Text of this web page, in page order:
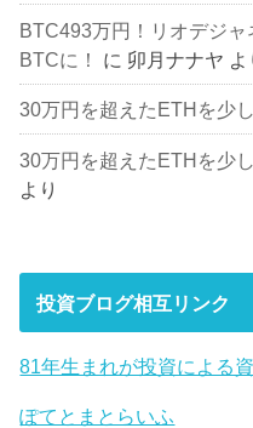
BTC493万円！リオデジ
BTCに！
に 卯月ナナヤ よ
30万円を超えたETHを少
30万円を超えたETHを少
より
投資ブログ相互リンク
81年生まれが投資による
ぽてとまとらいふ